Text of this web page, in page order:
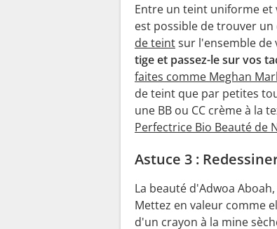
Entre un teint uniforme et
est possible de trouver
de teintsur l'ensemble de
tige et passez-le sur vos
faites comme Meghan
de teint que par petites
une BB ou CC crème à la
Perfectrice Bio Beauté de
Astuce 3 :
La beauté d'Adwoa
Mettez en valeur comme
d'un crayon à la mine